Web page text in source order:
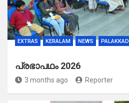
EXTRAS KERALAM NEWS PALAKKAD
പ്രഭാപഥം 2026
3 months ago Reporter